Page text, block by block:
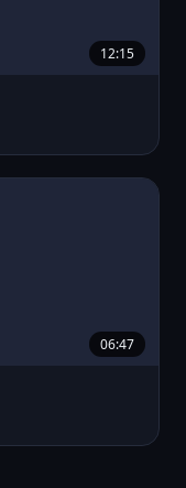
12:15
06:47